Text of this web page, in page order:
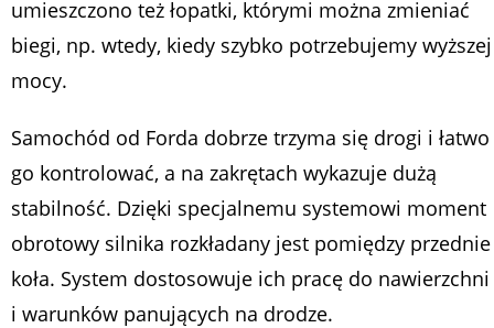
umieszczono też łopatki, którymi można zmieniać
biegi, np. wtedy, kiedy szybko potrzebujemy wyższej
mocy.
Samochód od Forda dobrze trzyma się drogi i łatwo
go kontrolować, a na zakrętach wykazuje dużą
stabilność. Dzięki specjalnemu systemowi moment
obrotowy silnika rozkładany jest pomiędzy przednie
koła. System dostosowuje ich pracę do nawierzchni
i warunków panujących na drodze.